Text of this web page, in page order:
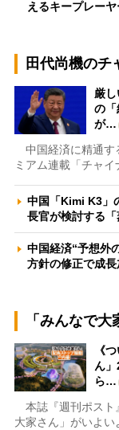
えるキープレー
田代尚機のチ
厳
の
が…
中国経済に精通す
ミアム連載「チャ
中国「Kimi K3」
長官が検討する
中国経済“予想外
方針の修正で成
「みんなで
《
ん
ら…
本誌『週刊ポスト
大家さん」がいよ